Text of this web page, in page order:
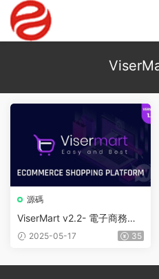
源碼
ViserMart v2.2- 電子商務平
台源碼
2025-05-17 35